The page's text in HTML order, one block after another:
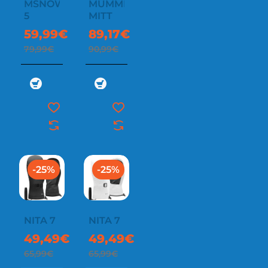
MSNOW
5
59,99€
79,99€
MUMMIES
MITT
89,17€
90,99€
-25%
NITA 7
49,49€
65,99€
-25%
NITA 7
49,49€
65,99€